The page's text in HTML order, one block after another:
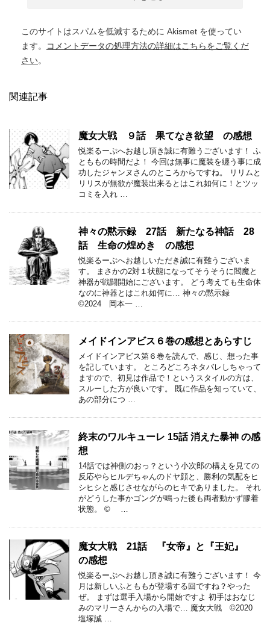
このサイトはスパムを低減するために Akismet を使ってい
ます。
コメントデータの処理方法の詳細はこちらをご覧くだ
さい。
関連記事
魔女大戦 ９話 果てなき欲望 の感想
悦楽るーぷへお越し頂き誠に有難うございます！ ふ
とももの時間だよ！ 今回は無事に魔装を纏う事に成
功したジャンヌさんのところからですね。 リリムと
リリスが無欲が魔装出来るとはこれ如何に！とツッ
コミを入れ …
神々の黙示録 27話 新たなる神話 28
話 生命の煌めき の感想
悦楽るーぷへお越しいただき誠に有難うございま
す。 まさかの2対１状態になってそうそうに閻魔と
神器が戦闘開始にございます。 どう考えても生命体
なのに神器とはこれ如何に… 神々の黙示録
©2024 岡本一 …
メイドインアビス６巻の感想とあらすじ
メイドインアビス第６巻を読んで、感じ、想った事
を記しています。 ところどころネタバレしちゃって
ますので、初見は作品で！というスタイルの方は、
スルーした方が良いです。 既に作品を知っていて、
あの部分につ …
終末のワルキューレ 15話 消えた暴神 の感
想
14話では神側のおっ？という小次郎の構えを見ての
反応やらヒルデちゃんのドヤ顔と、勝利の気配をヒ
シヒシと感じさせながらのヒキでありました。 それ
がどうした事かゴングが鳴った後も両者動かず膠着
状態。 © …
魔女大戦 21話 『女帝』と『王妃』
の感想
悦楽るーぷへお越し頂き誠に有難うございます！ 今
月は新しいふとももが登場する回ですね？やった
ぜ。 まずは選手入場から開始ですよ 初手はおなじ
みのマリーさんからの入場で… 魔女大戦 ©2020
塩塚誠 …